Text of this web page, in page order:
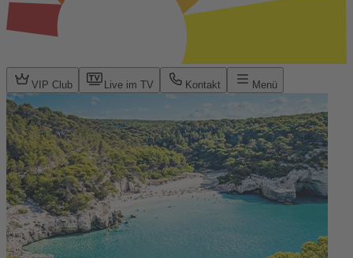
VIP Club Live im TV Kontakt Menü